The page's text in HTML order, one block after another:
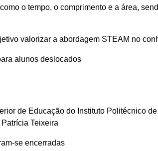
o tempo, o comprimento e a área,
valorizar a abordagem STEAM no
alunos deslocados
de Educação do Instituto Politécnico
Teixeira
se encerradas